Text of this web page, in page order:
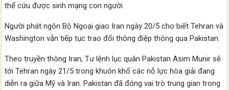
thể cứu được sinh mạng con người.
Người phát ngôn Bộ Ngoại giao Iran ngày 20/5 cho biết Tehran và
Washington vẫn tiếp tục trao đổi thông điệp thông qua Pakistan.
Theo truyền thông Iran, Tư lệnh lục quân Pakistan Asim Munir sẽ
tới Tehran ngày 21/5 trong khuôn khổ các nỗ lực hòa giải đang
diễn ra giữa Mỹ và Iran. Pakistan đã đóng vai trò trung gian trong